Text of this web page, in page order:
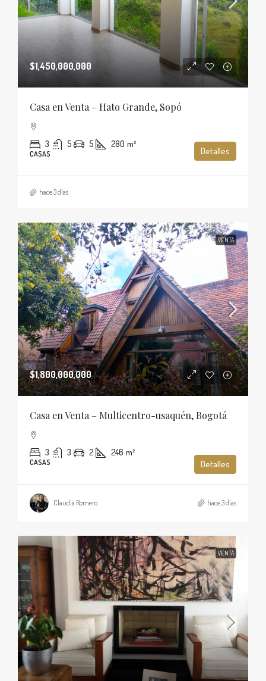
$1,450,000,000
Casa en Venta – Hato Grande, Sopó
3 5 5 280 m²
CASAS Detalles
hace 3 días
VENTA
$1,800,000,000
Casa en Venta – Multicentro-usaquén, Bogotá
3 3 2 246 m²
CASAS Detalles
Claudia Romero hace 3 días
VENTA